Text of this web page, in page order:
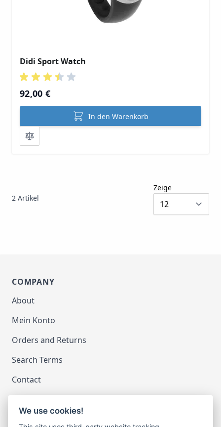
Didi Sport Watch
92,00 €
In den Warenkorb
2 Artikel
Zeige
COMPANY
About
Mein Konto
Orders and Returns
Search Terms
Contact
LEGAL
We use cookies!